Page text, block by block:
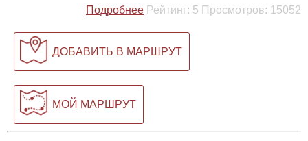
Подробнее Рейтинг: 5 Просмотров: 15052
ДОБАВИТЬ В МАРШРУТ
МОЙ МАРШРУТ